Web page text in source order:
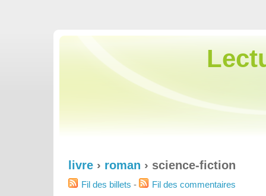
livre › roman › science-fiction
Fil des billets - Fil des commentaires